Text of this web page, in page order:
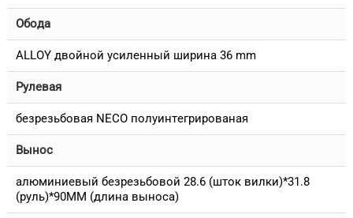
Обода
ALLOY двойной усиленный ширина 36 mm
Рулевая
безрезьбовая NECO полуинтегрированая
Вынос
алюминиевый безрезьбовой 28.6 (шток вилки)*31.8
(руль)*90MM (длина выноса)